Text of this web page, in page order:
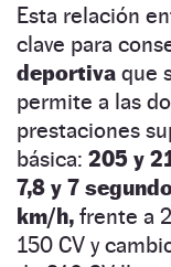
Esta relación
clave para
deportiva que
permite a las
prestaciones
básica: 205 y
7,8 y 7
km/h, frente a
150 CV y